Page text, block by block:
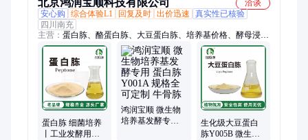
北京鸿润宝顺科技有限公司
洽谈
安心购
综合体验L1 回复及时 出价迅速
真实性已核验
四川南充
主营： 蛋白胨、酪蛋白胨、大豆蛋白胨、培养基价格、酵母浸
粉、胰蛋白胨、酸水解酪蛋白胨、牛肉浸粉、酵母浸膏、牛肉浸
膏、胰酪蛋白胨、玉米浆干粉、牛肉蛋白胨、马铃薯浸粉、酵母
蛋白胨、鱼蛋白胨、麦芽浸粉、消化血清粉、月示蛋白胨、牛骨
蛋白胨、豆粕提取物、琼脂粉、胃蛋白胨、多价胨、多聚蛋白
胨、黄豆饼粉
蛋白胨 细菌培养
丨工业发酵用微
鸿润宝顺 微生物
培养基发酵专用
生化级大豆蛋白
胨Y005B 微生物